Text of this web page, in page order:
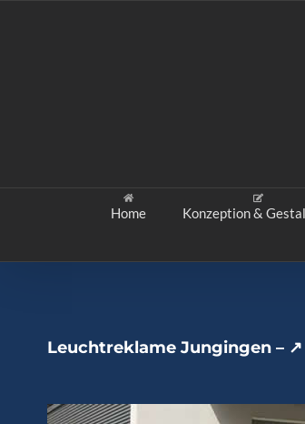
Home Konzeption &
Leuchtreklame Jungingen –